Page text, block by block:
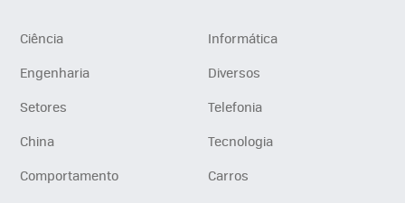
Ciência
Informática
Engenharia
Diversos
Setores
Telefonia
China
Tecnologia
Comportamento
Carros